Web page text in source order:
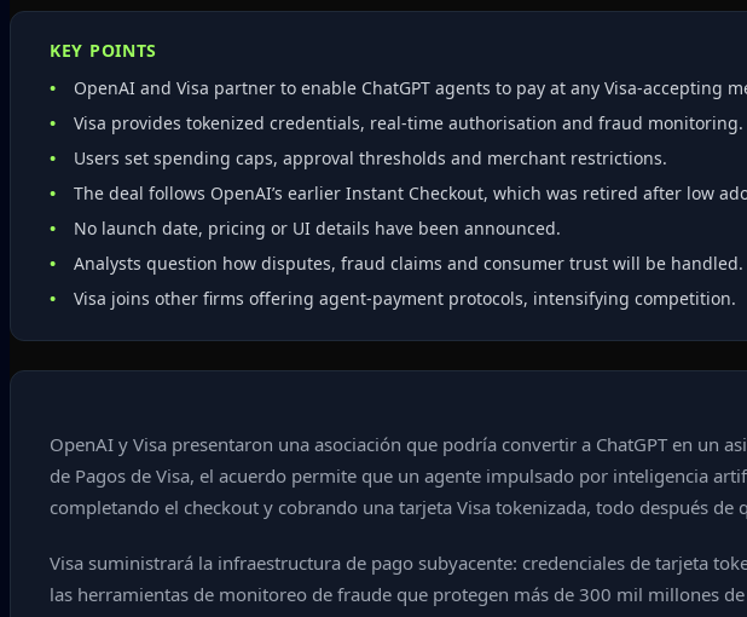
KEY POINTS
OpenAI and Visa partner to enable ChatGPT agents to pay at any Visa‑accepting
Visa provides tokenized credentials, real‑time authorisation and fraud monitoring.
Users set spending caps, approval thresholds and merchant restrictions.
The deal follows OpenAI’s earlier Instant Checkout, which was retired after low
No launch date, pricing or UI details have been announced.
Analysts question how disputes, fraud claims and consumer trust will be handled.
Visa joins other firms offering agent‑payment protocols, intensifying competition.
OpenAI y Visa presentaron una asociación que podría convertir a ChatGPT en un
de Pagos de Visa, el acuerdo permite que un agente impulsado por inteligencia
completando el checkout y cobrando una tarjeta Visa tokenizada, todo después
Visa suministrará la infraestructura de pago subyacente: credenciales de tarjeta
las herramientas de monitoreo de fraude que protegen más de 300 mil millones